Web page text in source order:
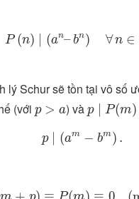
P (n) (an–bn) ∀n ∈
P ( n ∣ an –bn n∈ Z
lý Schur sẽ tồn tại vô số
(với p > a
p>a ) vàp P(m)
p ∣ P(m)
p (am − bm) .
p∣ (am bm).
P m+ p) ≡P(m) ≡0 (mod